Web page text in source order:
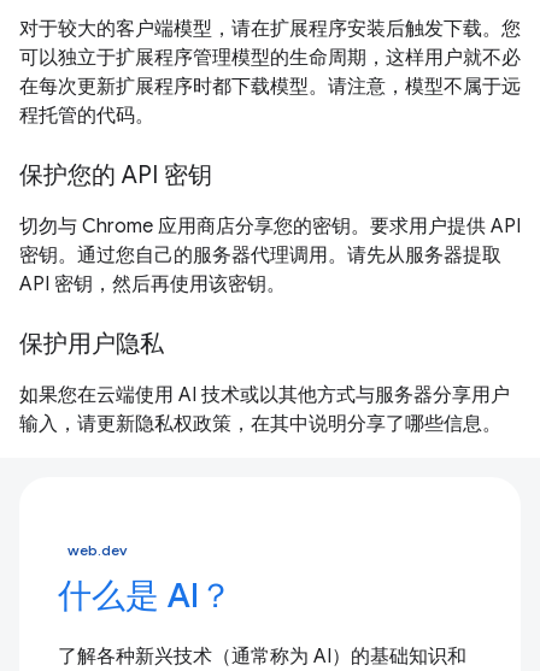
对于较大的客户端模型，请在扩展程序安装后触发下载。您
可以独立于扩展程序管理模型的生命周期，这样用户就不必
在每次更新扩展程序时都下载模型。请注意，模型不属于远
程托管的代码。
保护您的 API 密钥
切勿与 Chrome 应用商店分享您的密钥。要求用户提供 API
密钥。通过您自己的服务器代理调用。请先从服务器提取
API 密钥，然后再使用该密钥。
保护用户隐私
如果您在云端使用 AI 技术或以其他方式与服务器分享用户
输入，请更新隐私权政策，在其中说明分享了哪些信息。
web.dev
什么是 AI？
了解各种新兴技术（通常称为 AI）的基础知识和